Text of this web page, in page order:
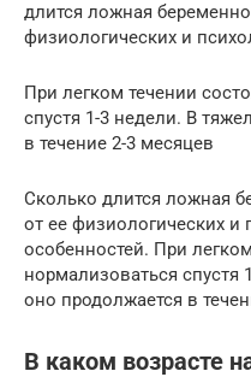
длится ложная
физиологических и
При легком течении
спустя 1-3 недели. В
в течение 2-3 месяцев
Сколько длится ложная
от ее физиологических и
особенностей. При
нормализоваться спустя
оно продолжается в
В каком возрасте